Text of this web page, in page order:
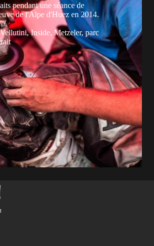
pendant une séance de
de l'Alpe d'Huez en 2014.
,Inside, Metzeler,parc